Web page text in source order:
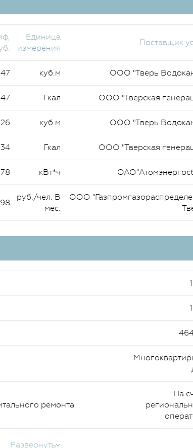
Единица
измерения
Поставщик
куб.м ООО "Тверь
Гкал ООО "Тверская
куб.м ООО "Тверь
Гкал ООО "Тверская
кВт*ч
руб./чел. В
мес.
ООО
ремонта
На
Развернуть